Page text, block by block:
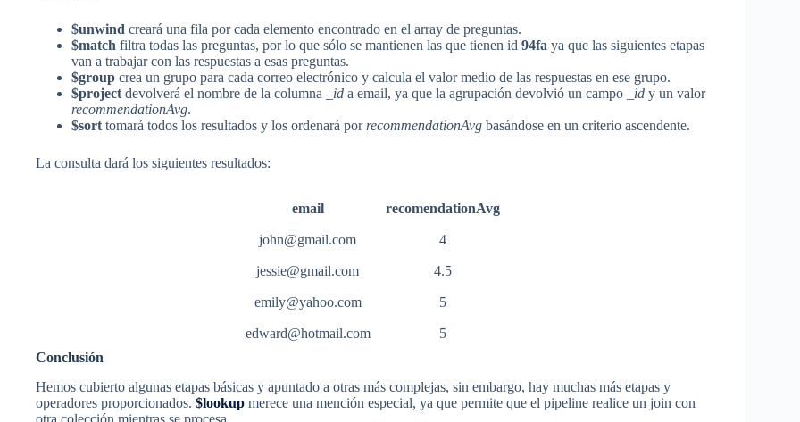
$unwind creará una fila por cada elemento encontrado en el array de preguntas.
$match filtra todas las preguntas, por lo que sólo se mantienen las que tienen id 94fa ya que las siguientes etapas
van a trabajar con las respuestas a esas preguntas.
$group crea un grupo para cada correo electrónico y calcula el valor medio de las respuestas en ese grupo.
$project devolverá el nombre de la columna _id a email, ya que la agrupación devolvió un campo _id y un valor
recommendationAvg.
$sort tomará todos los resultados y los ordenará por recommendationAvg basándose en un criterio ascendente.
La consulta dará los siguientes resultados:
email recomendationAvg
john@gmail.com 4
jessie@gmail.com 4.5
emily@yahoo.com 5
edward@hotmail.com
5
Conclusión
Hemos cubierto algunas etapas básicas y apuntado a otras más complejas, sin embargo, hay muchas más etapas y
operadores proporcionados. $lookup merece una mención especial, ya que permite que el pipeline realice un join con
otra colección mientras se procesa.